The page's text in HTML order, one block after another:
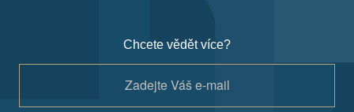
Chcete vědět více?